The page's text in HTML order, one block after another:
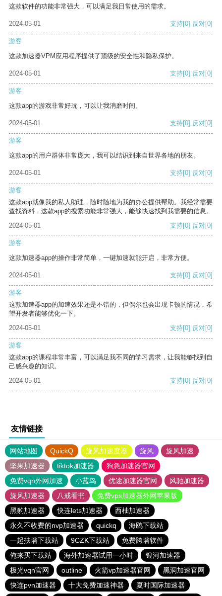
这款软件的功能非常强大，可以满足我日常使用的需求。
2024-05-01 支持[0] 反对[0]
游客
这款加速器VPM应用程序提供了顶级的安全性和隐私保护。
2024-05-01 支持[0] 反对[0]
游客
这款app的游戏非常好玩，可以让我消磨时间。
2024-05-01 支持[0] 反对[0]
游客
这款app的用户群体非常庞大，我可以结识到来自世界各地的朋友。
2024-05-01 支持[0] 反对[0]
游客
这款app就像我的私人助理，随时随地为我的办公提供帮助。我经常需要
查找资料，这款app的搜索功能非常强大，能够快速找到我需要的信息。
2024-05-01
支持[0] 反对[0]
游客
这款加速器app的操作非常简单，一键加速就能开启，非常方便。
2024-05-01 支持[0] 反对[0]
游客
这款加速器app的加速效果还是不错的，但偶尔也会出现卡顿的情况，希
望开发者能够优化一下。
2024-05-01
支持[0] 反对[0]
游客
这款app的课程非常丰富，可以满足我不同的学习需求，让我能够找到自
己感兴趣的知识。
2024-05-01
支持[0] 反对[0]
友情链接
网站地图 QuickQ 旋风加速度器 旋风
旋风加速
坚果加速器
tiktok加速器
狗急加速器官网
免费vqn外网加速
小蓝鸟 优途加速器官网
风驰加速器
旋风加速器
八戒看书
免费vps加速器外网苹果版
黑豹加速器
快连lets加速器
西柚加速器
永久不收费的nvp加速器
quickq
海鸥下载站
一起扶墙下载站
9CZK下载站
免费跨墙软件
俺来买下载站
海外加速器试用一小时
银河加速器
极光vqn官网
outline 火箭vp加速器官网
黑洞加速官网
快连pvn加速器
十大免费加速神器 夏时国际加速器